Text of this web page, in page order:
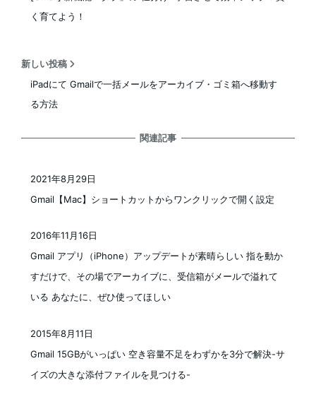
く育てよう！
新しい投稿
iPadにて Gmailで一括メールをアーカイブ・ゴミ箱へ移動す
る方法
関連記事
Gmail【Mac】ショートカットからワンクリックで開く設定
2021年8月29日
Gmail アプリ（iPhone）アップデートが素晴らしい 指を動か
すだけで、その場でアーカイブに、受信箱がメールで溢れて
いる あなたに、ぜひ使ってほしい
2016年11月16日
Gmail 15GBがいっぱい 空き容量不足をわずかを3分で解決-サ
イズの大きな添付ファイルを見つける-
2015年8月11日